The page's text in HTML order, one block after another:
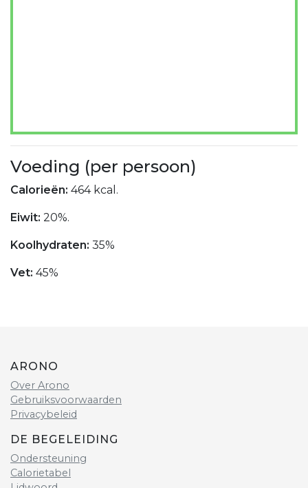
Voeding (per persoon)
Calorieën: 464 kcal.
Eiwit: 20%.
Koolhydraten: 35%
Vet: 45%
ARONO
Over Arono
Gebruiksvoorwaarden
Privacybeleid
DE BEGELEIDING
Ondersteuning
Calorietabel